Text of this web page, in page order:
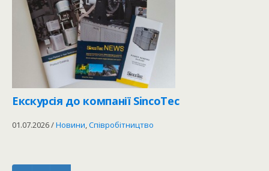
Екскурсія до компанії SincoTec
01.07.2026/Новини,Співробітництво